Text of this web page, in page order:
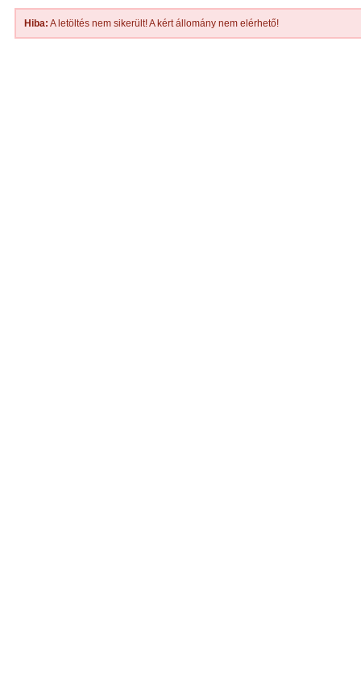
Hiba: A letöltés nem sikerült! A kért állomány nem elérhető!